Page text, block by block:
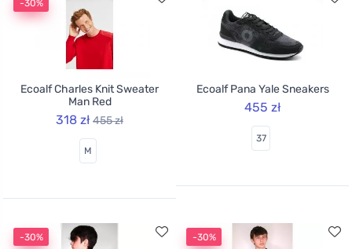
-30%
Ecoalf Charles Knit Sweater
Man Red
318 zł 455 zł
M
Ecoalf Pana Yale Sneakers
455 zł
37
-30% -30%